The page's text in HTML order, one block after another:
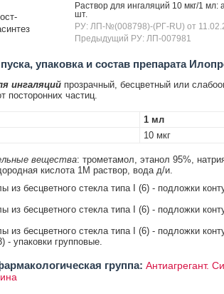
Раствор для ингаляций 10 мкг/1
шт.
РУ: ЛП-№(008798)-(РГ-RU) от
Предыдущий РУ: ЛП-007981
упаковка и состав препарата
ингаляцийпрозрачный, бесцветный или
посторонних частиц.
1 мл
10 мкг
вещества: трометамол, этанол 95%,
кислота 1М раствор, вода д/и.
из бесцветного стекла типа I (6) - подложки
из бесцветного стекла типа I (6) - подложки
из бесцветного стекла типа I (6) - подложки
- упаковки групповые.
группа: Антиагрегант.